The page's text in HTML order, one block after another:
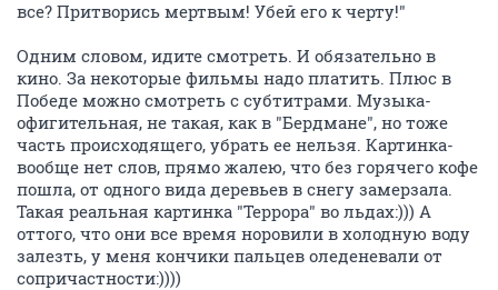
все? Притворись мертвым! Убей его к черту!"
Одним словом, идите смотреть. И обязательно в
кино. За некоторые фильмы надо платить. Плюс в
Победе можно смотреть с субтитрами. Музыка-
офигительная, не такая, как в "Бердмане", но тоже
часть происходящего, убрать ее нельзя. Картинка-
вообще нет слов, прямо жалею, что без горячего кофе
пошла, от одного вида деревьев в снегу замерзала.
Такая реальная картинка "Террора" во льдах:))) А
оттого, что они все время норовили в холодную воду
залезть, у меня кончики пальцев оледеневали от
сопричастности:))))